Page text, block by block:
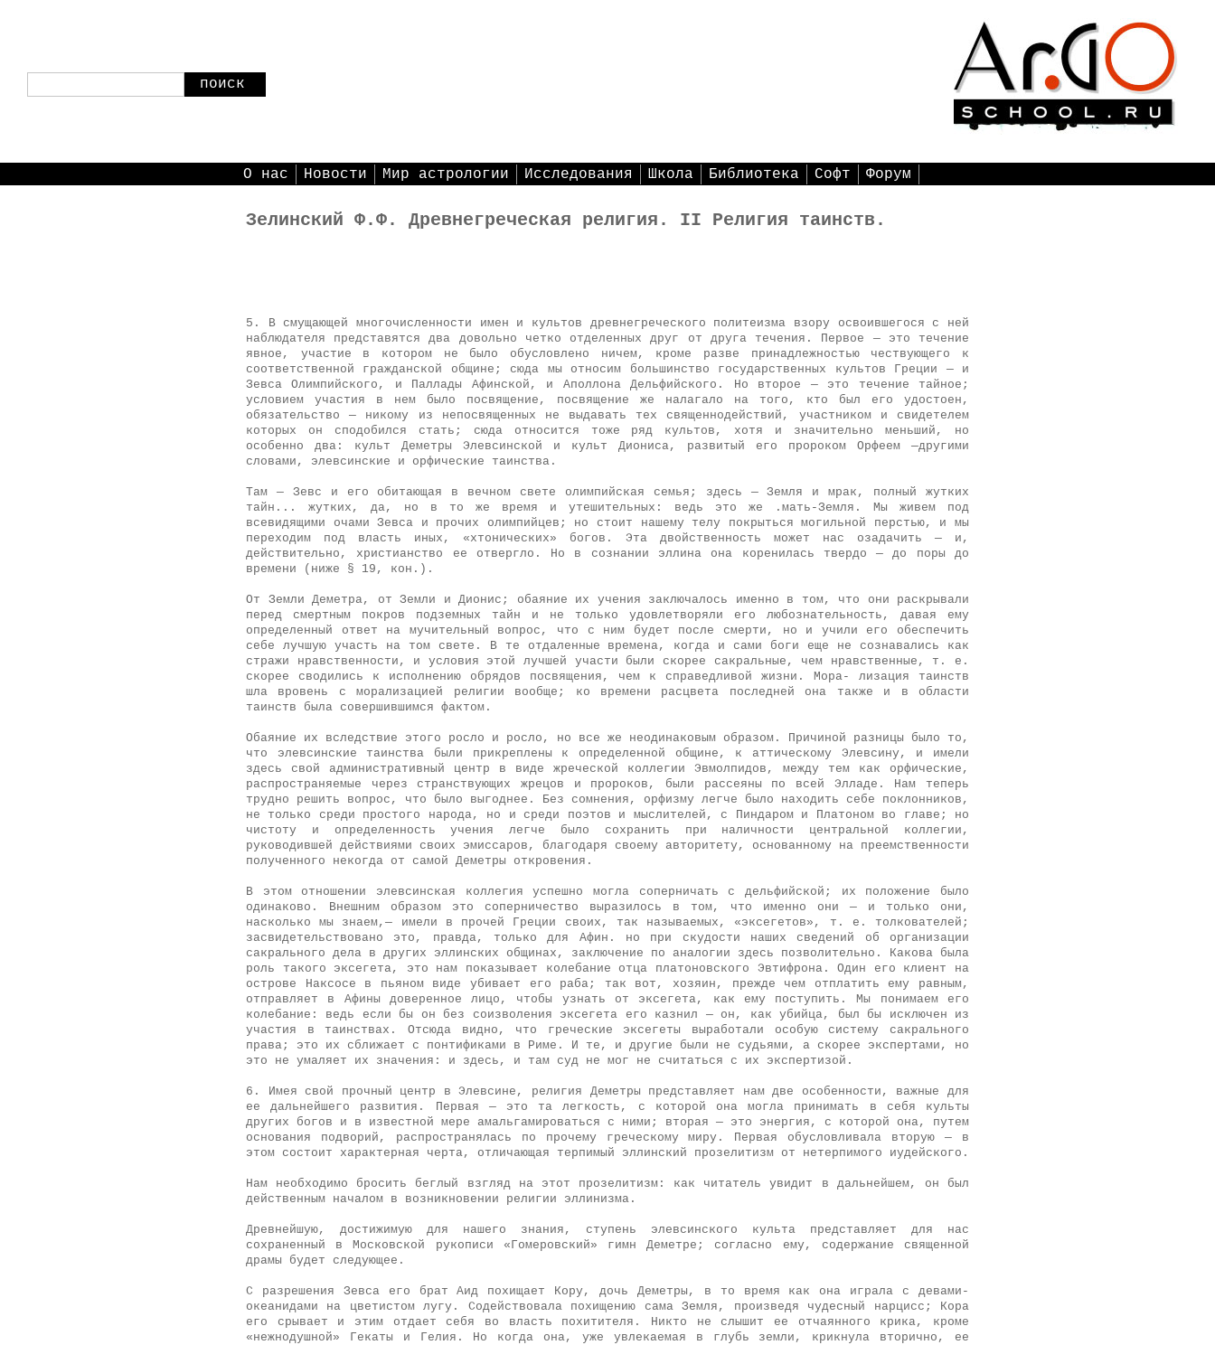
поиск
О нас Новости Мир астрологии Исследования Школа Библиотека Софт Форум
Зелинский Ф.Ф. Древнегреческая религия. II Религия таинств.
5. В смущающей многочисленности имен и культов древнегреческого политеизма взору освоившегося с ней
наблюдателя представятся два довольно четко отделенных друг от друга течения. Первое — это течение
явное, участие в котором не было обусловлено ничем, кроме разве принадлежностью чествующего к
соответственной гражданской общине; сюда мы относим большинство государственных культов Греции — и
Зевса Олимпийского, и Паллады Афинской, и Аполлона Дельфийского. Но второе — это течение тайное;
условием участия в нем было посвящение, посвящение же налагало на того, кто был его удостоен,
обязательство — никому из непосвященных не выдавать тех священнодействий, участником и свидетелем
которых он сподобился стать; сюда относится тоже ряд культов, хотя и значительно меньший, но
особенно два: культ Деметры Элевсинской и культ Диониса, развитый его пророком Орфеем —другими
словами, элевсинские и орфические таинства.
Там — Зевс и его обитающая в вечном свете олимпийская семья; здесь — Земля и мрак, полный жутких
тайн... жутких, да, но в то же время и утешительных: ведь это же .мать-Земля. Мы живем под
всевидящими очами Зевса и прочих олимпийцев; но стоит нашему телу покрыться могильной перстью, и мы
переходим под власть иных, «хтонических» богов. Эта двойственность может нас озадачить — и,
действительно, христианство ее отвергло. Но в сознании эллина она коренилась твердо — до поры до
времени (ниже § 19, кон.).
От Земли Деметра, от Земли и Дионис; обаяние их учения заключалось именно в том, что они раскрывали
перед смертным покров подземных тайн и не только удовлетворяли его любознательность, давая ему
определенный ответ на мучительный вопрос, что с ним будет после смерти, но и учили его обеспечить
себе лучшую участь на том свете. В те отдаленные времена, когда и сами боги еще не сознавались как
стражи нравственности, и условия этой лучшей участи были скорее сакральные, чем нравственные, т. е.
скорее сводились к исполнению обрядов посвящения, чем к справедливой жизни. Мора- лизация таинств
шла вровень с морализацией религии вообще; ко времени расцвета последней она также и в области
таинств была совершившимся фактом.
Обаяние их вследствие этого росло и росло, но все же неодинаковым образом. Причиной разницы было то,
что элевсинские таинства были прикреплены к определенной общине, к аттическому Элевсину, и имели
здесь свой административный центр в виде жреческой коллегии Эвмолпидов, между тем как орфические,
распространяемые через странствующих жрецов и пророков, были рассеяны по всей Элладе. Нам теперь
трудно решить вопрос, что было выгоднее. Без сомнения, орфизму легче было находить себе поклонников,
не только среди простого народа, но и среди поэтов и мыслителей, с Пиндаром и Платоном во главе; но
чистоту и определенность учения легче было сохранить при наличности центральной коллегии,
руководившей действиями своих эмиссаров, благодаря своему авторитету, основанному на преемственности
полученного некогда от самой Деметры откровения.
В этом отношении элевсинская коллегия успешно могла соперничать с дельфийской; их положение было
одинаково. Внешним образом это соперничество выразилось в том, что именно они — и только они,
насколько мы знаем,— имели в прочей Греции своих, так называемых, «эксегетов», т. е. толкователей;
засвидетельствовано это, правда, только для Афин. но при скудости наших сведений об организации
сакрального дела в других эллинских общинах, заключение по аналогии здесь позволительно. Какова была
роль такого эксегета, это нам показывает колебание отца платоновского Эвтифрона. Один его клиент на
острове Наксосе в пьяном виде убивает его раба; так вот, хозяин, прежде чем отплатить ему равным,
отправляет в Афины доверенное лицо, чтобы узнать от эксегета, как ему поступить. Мы понимаем его
колебание: ведь если бы он без соизволения эксегета его казнил — он, как убийца, был бы исключен из
участия в таинствах. Отсюда видно, что греческие эксегеты выработали особую систему сакрального
права; это их сближает с понтификами в Риме. И те, и другие были не судьями, а скорее экспертами, но
это не умаляет их значения: и здесь, и там суд не мог не считаться с их экспертизой.
6. Имея свой прочный центр в Элевсине, религия Деметры представляет нам две особенности, важные для
ее дальнейшего развития. Первая — это та легкость, с которой она могла принимать в себя культы
других богов и в известной мере амальгамироваться с ними; вторая — это энергия, с которой она, путем
основания подворий, распространялась по прочему греческому миру. Первая обусловливала вторую — в
этом состоит характерная черта, отличающая терпимый эллинский прозелитизм от нетерпимого иудейского.
Нам необходимо бросить беглый взгляд на этот прозелитизм: как читатель увидит в дальнейшем, он был
действенным началом в возникновении религии эллинизма.
Древнейшую, достижимую для нашего знания, ступень элевсинского культа представляет для нас
сохраненный в Московской рукописи «Гомеровский» гимн Деметре; согласно ему, содержание священной
драмы будет следующее.
С разрешения Зевса его брат Аид похищает Кору, дочь Деметры, в то время как она играла с девами-
океанидами на цветистом лугу. Содействовала похищению сама Земля, произведя чудесный нарцисс; Кора
его срывает и этим отдает себя во власть похитителя. Никто не слышит ее отчаянного крика, кроме
«нежнодушной» Гекаты и Гелия. Но когда она, уже увлекаемая в глубь земли, крикнула вторично, ее